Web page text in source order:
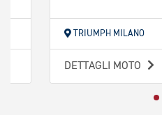
TRIUMPH MILANO
DETTAGLI MOTO